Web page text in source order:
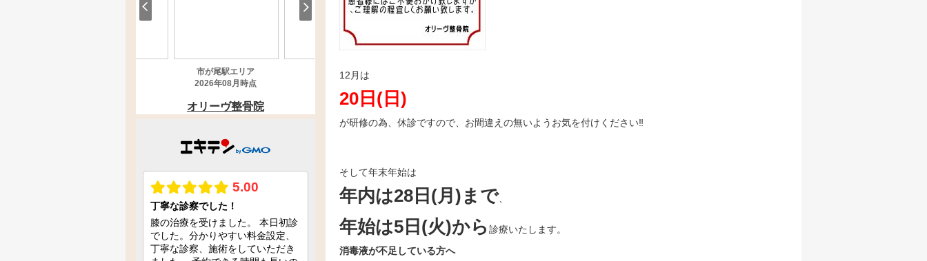
12月は
20日(日)
が研修の為、休診ですので、お間違えの無いようお気を付けください‼
そして年末年始は
年内は28日(月)まで
年始は5日(火)から 診療いたします。
消毒液が不足している方へ